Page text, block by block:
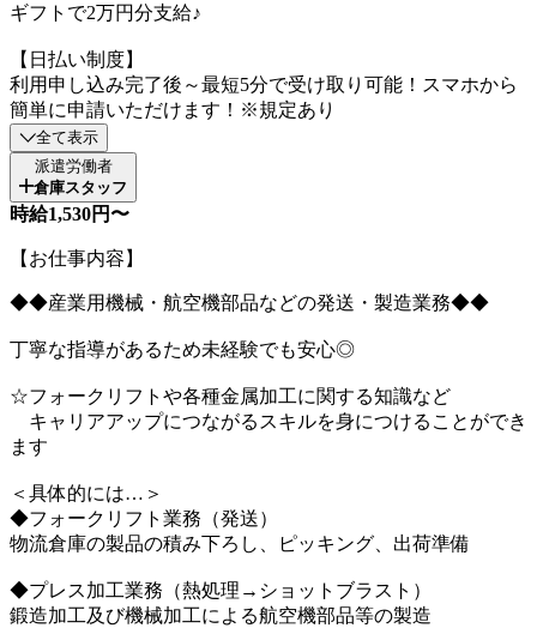
ギフトで2万円分支給♪
【日払い制度】
利用申し込み完了後～最短5分で受け取り可能！スマホから
簡単に申請いただけます！※規定あり
全て表示
派遣労働者
倉庫スタッフ
時給1,530円〜
【お仕事内容】
◆◆産業用機械・航空機部品などの発送・製造業務◆◆
丁寧な指導があるため未経験でも安心◎
☆フォークリフトや各種金属加工に関する知識など
キャリアアップにつながるスキルを身につけることができ
ます
＜具体的には…＞
◆フォークリフト業務（発送）
物流倉庫の製品の積み下ろし、ピッキング、出荷準備
◆プレス加工業務（熱処理→ショットブラスト）
鍛造加工及び機械加工による航空機部品等の製造